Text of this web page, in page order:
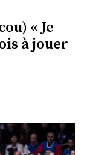
« Je
à jouer